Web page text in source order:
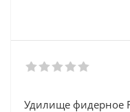
Удилище фидерное